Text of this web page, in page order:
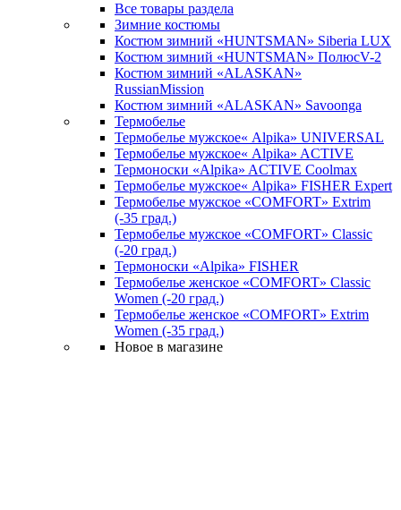
Все товары раздела
Зимние костюмы
Костюм зимний «HUNTSMAN» Siberia LUX
Костюм зимний «HUNTSMAN» ПолюсV-2
Костюм зимний «ALASKAN»
RussianMission
Костюм зимний «ALASKAN» Savoonga
Термобелье
Термобелье мужское« Alpika» UNIVERSAL
Термобелье мужское« Alpika» ACTIVE
Термоноски «Alpika» ACTIVE Coolmax
Термобелье мужское« Alpika» FISHER Expert
Термобелье мужское «COMFORT» Extrim
(-35 град.)
Термобелье мужское «COMFORT» Classic
(-20 град.)
Термоноски «Alpika» FISHER
Термобелье женское «COMFORT» Classic
Women (-20 град.)
Термобелье женское «COMFORT» Extrim
Women (-35 град.)
Новое в магазине